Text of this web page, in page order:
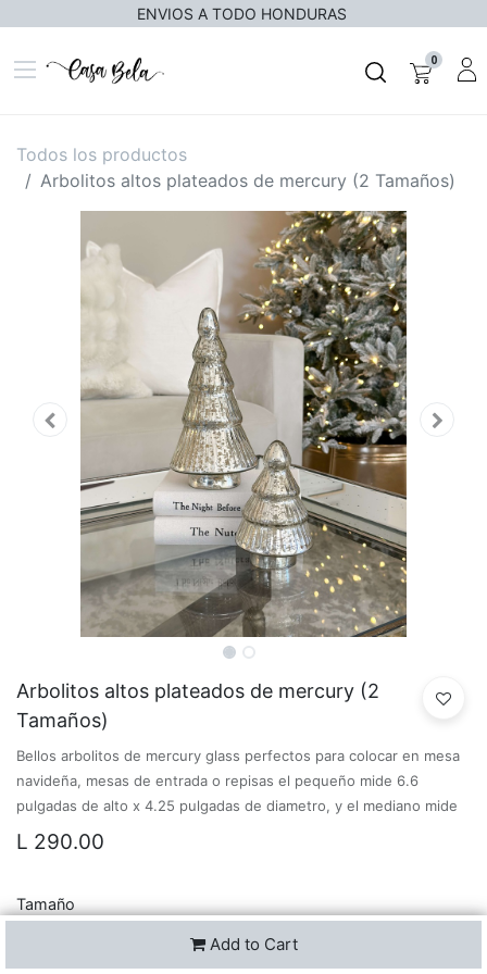
ENVIOS A TODO HONDURAS
0
Todos los productos
Arbolitos altos plateados de mercury (2 Tamaños)
Arbolitos altos plateados de mercury (2
Tamaños)
Bellos arbolitos de mercury glass perfectos para colocar en mesa
navideña, mesas de entrada o repisas el pequeño mide 6.6
pulgadas de alto x 4.25 pulgadas de diametro, y el mediano mide
L 290.00
Tamaño
Add to Cart